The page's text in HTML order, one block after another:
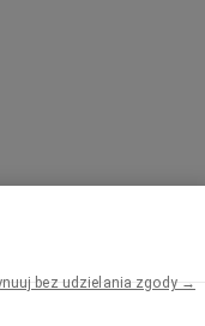
bez udzielania zgody →